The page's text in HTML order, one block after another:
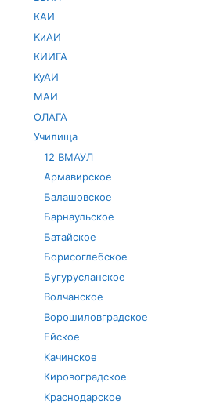
КАИ
КиАИ
КИИГА
КуАИ
МАИ
ОЛАГА
Училища
12 ВМАУЛ
Армавирское
Балашовское
Барнаульское
Батайское
Борисоглебское
Бугурусланское
Волчанское
Ворошиловградское
Ейское
Качинское
Кировоградское
Краснодарское